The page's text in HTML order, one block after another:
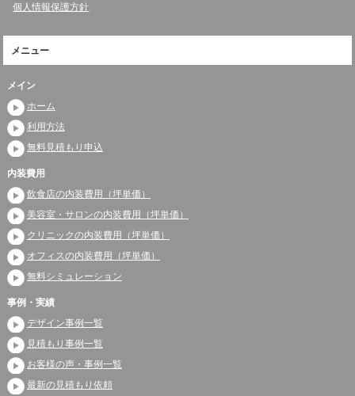
個人情報保護方針
メニュー
メイン
ホーム
利用方法
無料見積もり申込
内装費用
飲食店の内装費用（坪単価）
美容室・サロンの内装費用（坪単価）
クリニックの内装費用（坪単価）
オフィスの内装費用（坪単価）
無料シミュレーション
事例・実績
デザイン事例一覧
見積もり事例一覧
お客様の声・事例一覧
最新の見積もり依頼